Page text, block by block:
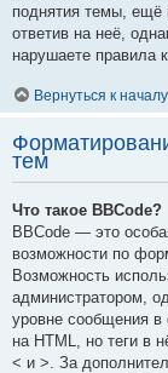
поднятия темы, ещё
ответив на неё,
нарушаете правила
Вернуться к началу
тем
Что такое BBCode?
BBCode — это
возможности по
Возможность
администратором,
уровне сообщения в
на HTML, но теги в
< и >. За